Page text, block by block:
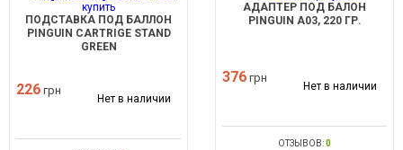
ПОДСТАВКА ПОД БАЛЛОН
PINGUIN CARTRIGE STAND
GREEN
226 грн
Нет в наличии
АДАПТЕР ПОД БАЛОН
PINGUIN A03, 220 ГР.
376 грн
Нет в наличии
ОТЗЫВОВ:0